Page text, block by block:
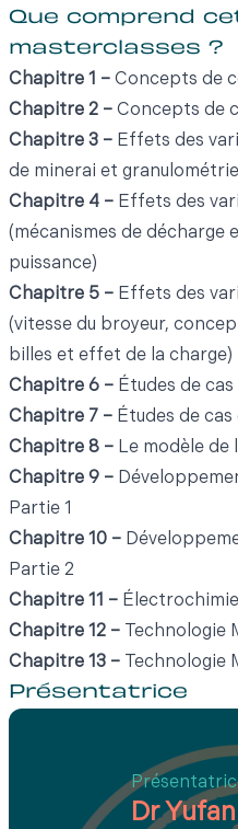
Que comprend
masterclasses ?
Chapitre 1 – Concepts de
Chapitre 2 – Concepts de
Chapitre 3 – Effets des
de minerai et
Chapitre 4 – Effets des
(mécanismes de décharge
puissance)
Chapitre 5 – Effets des
(vitesse du broyeur,
billes et effet de la charge)
Chapitre 6 – Études de
Chapitre 7 – Études de
Chapitre 8 – Le modèle de
Chapitre 9 –
Partie 1
Chapitre 10 –
Partie 2
Chapitre 11 –
Chapitre 12 –
Technologie
Chapitre 13 –
Technologie
Présentatrice
Dr